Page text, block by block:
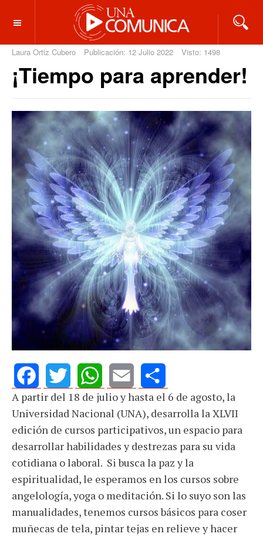
OFF CANVAS
Laura Ortiz Cubero Publicación: 12 Julio 2022 Visto: 1498
¡Tiempo para aprender!
FacebookTwitterWhatsApp
Email Share
A partir del 18 de julio y hasta el 6 de agosto, la
Universidad Nacional (UNA), desarrolla la XLVII
edición de cursos participativos, un espacio para
desarrollar habilidades y destrezas para su vida
cotidiana o laboral. Si busca la paz y la
espiritualidad, le esperamos en los cursos sobre
angelología, yoga o meditación. Si lo suyo son las
manualidades, tenemos cursos básicos para coser
muñecas de tela, pintar tejas en relieve y hacer